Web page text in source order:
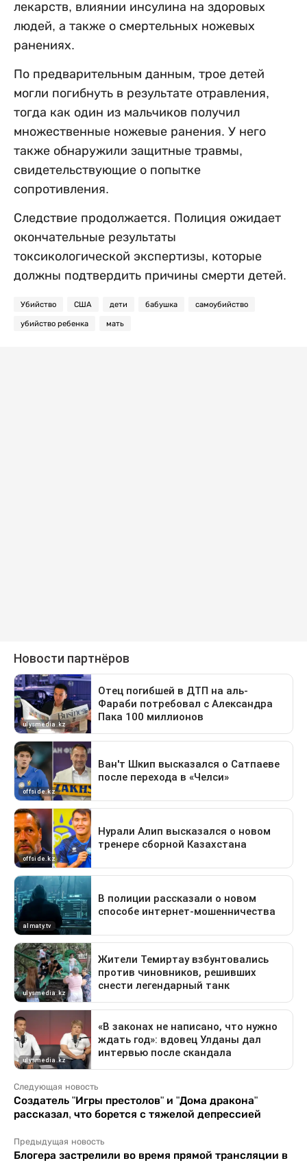
лекарств, влиянии инсулина на здоровых
людей, а также о смертельных ножевых
ранениях.
По предварительным данным, трое детей
могли погибнуть в результате отравления,
тогда как один из мальчиков получил
множественные ножевые ранения. У него
также обнаружили защитные травмы,
свидетельствующие о попытке
сопротивления.
Следствие продолжается. Полиция ожидает
окончательные результаты
токсикологической экспертизы, которые
должны подтвердить причины смерти детей.
Убийство США дети бабушка самоубийство
убийство ребенка мать
Следующая новость
Создатель "Игры престолов" и "Дома дракона"
рассказал, что борется с тяжелой депрессией
Предыдущая новость
Блогера застрелили во время прямой трансляции в